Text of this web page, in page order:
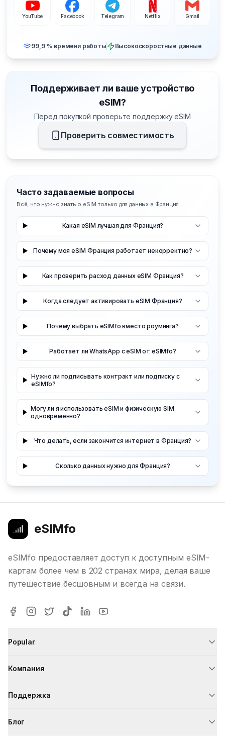
YouTube Facebook Telegram Netflix Gmail
99,9 % времени работы Высокоскоростные данные
Поддерживает ли ваше устройство
eSIM?
Перед покупкой проверьте поддержку eSIM
Проверить совместимость
Часто задаваемые вопросы
Всё, что нужно знать о eSIM только для данных в Франция
Какая eSIM лучшая для Франция?
Почему моя eSIM Франция работает некорректно?
Как проверить расход данных eSIM Франция?
Когда следует активировать eSIM Франция?
Почему выбрать eSIMfo вместо роуминга?
Работает ли WhatsApp с eSIM от eSIMfo?
Нужно ли подписывать контракт или подписку с
eSIMfo?
Могу ли я использовать eSIM и физическую SIM
одновременно?
Что делать, если закончится интернет в Франция?
Сколько данных нужно для Франция?
eSIMfo
eSIMfo предоставляет доступ к доступным eSIM-
картам более чем в 202 странах мира, делая ваше
путешествие бесшовным и всегда на связи.
Popular
Компания
Поддержка
Блог